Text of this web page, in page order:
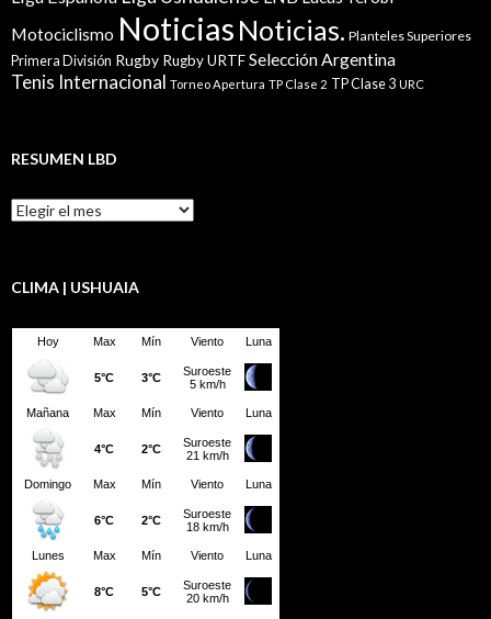
Motociclismo Noticias Noticias. Planteles Superiores
Primera División Rugby Rugby URTFSelección Argentina
Tenis Internacional Torneo Apertura TP Clase 2 TP Clase 3 URC
RESUMEN LBD
Resumen
LBD
CLIMA | USHUAIA